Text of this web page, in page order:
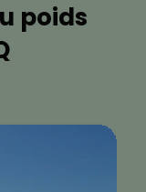
poids